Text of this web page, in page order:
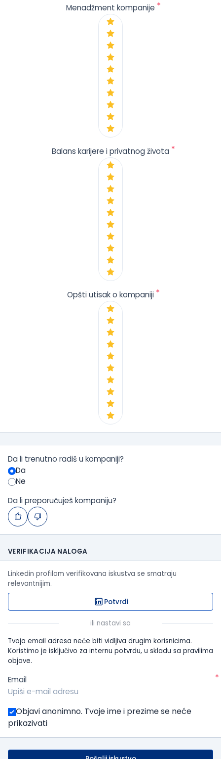
Menadžment kompanije *
Balans karijere i privatnog života *
Opšti utisak o kompaniji *
Da li trenutno radiš u kompaniji?
Da
Ne
Da li preporučuješ kompaniju?
VERIFIKACIJA NALOGA
Linkedin profilom verifikovana iskustva se smatraju
relevantnijim.
Potvrdi
ili nastavi sa
Tvoja email adresa neće biti vidljiva drugim korisnicima.
Koristimo je isključivo za internu potvrdu, u skladu sa pravilima
objave.
Email *
Objavi anonimno. Tvoje ime i prezime se neće
prikazivati